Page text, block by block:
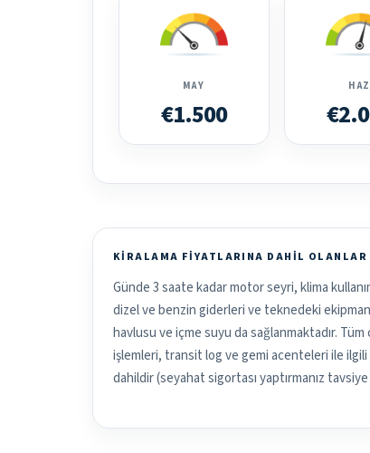
MAY
€1.500
HAZ
KIRALAMA FIYATLARINA DAHIL OLANLAR
Günde 3 saate kadar motor seyri, klima
dizel ve benzin giderleri ve teknedeki
havlusu ve içme suyu da sağlanmaktadır.
işlemleri, transit log ve gemi acenteleri ile
dahildir (seyahat sigortası yaptırmanız